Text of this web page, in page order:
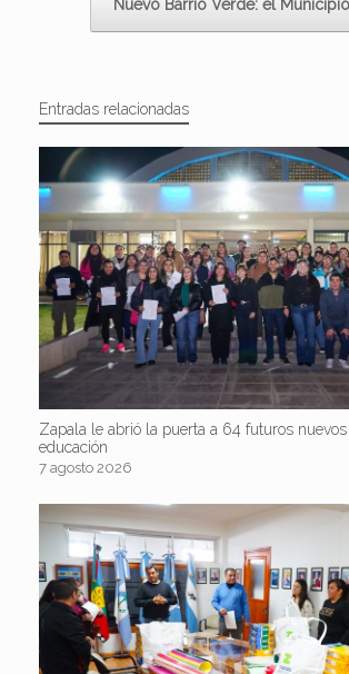
Nuevo Barrio Verde: el
Entradas relacionadas
Zapala le abrió la puerta a 64 futuros
educación
7 agosto 2026